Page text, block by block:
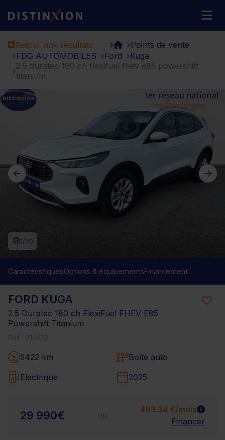
Distinxion
Retour aux résultats
Points de vente
FDG AUTOMOBILES
Ford
Kuga
2.5 duratec 180 ch flexifuel fhev e85 powershift
titanium
FORD KUGA
2.5 Duratec 180 ch FlexiFuel FHEV E85
Powershift Titanium
5422 km
Boîte auto
Electrique
2025
29 990€
493.34 €/mois
Financer
1/20
CaractéristiquesOptions & équipementsFinancement